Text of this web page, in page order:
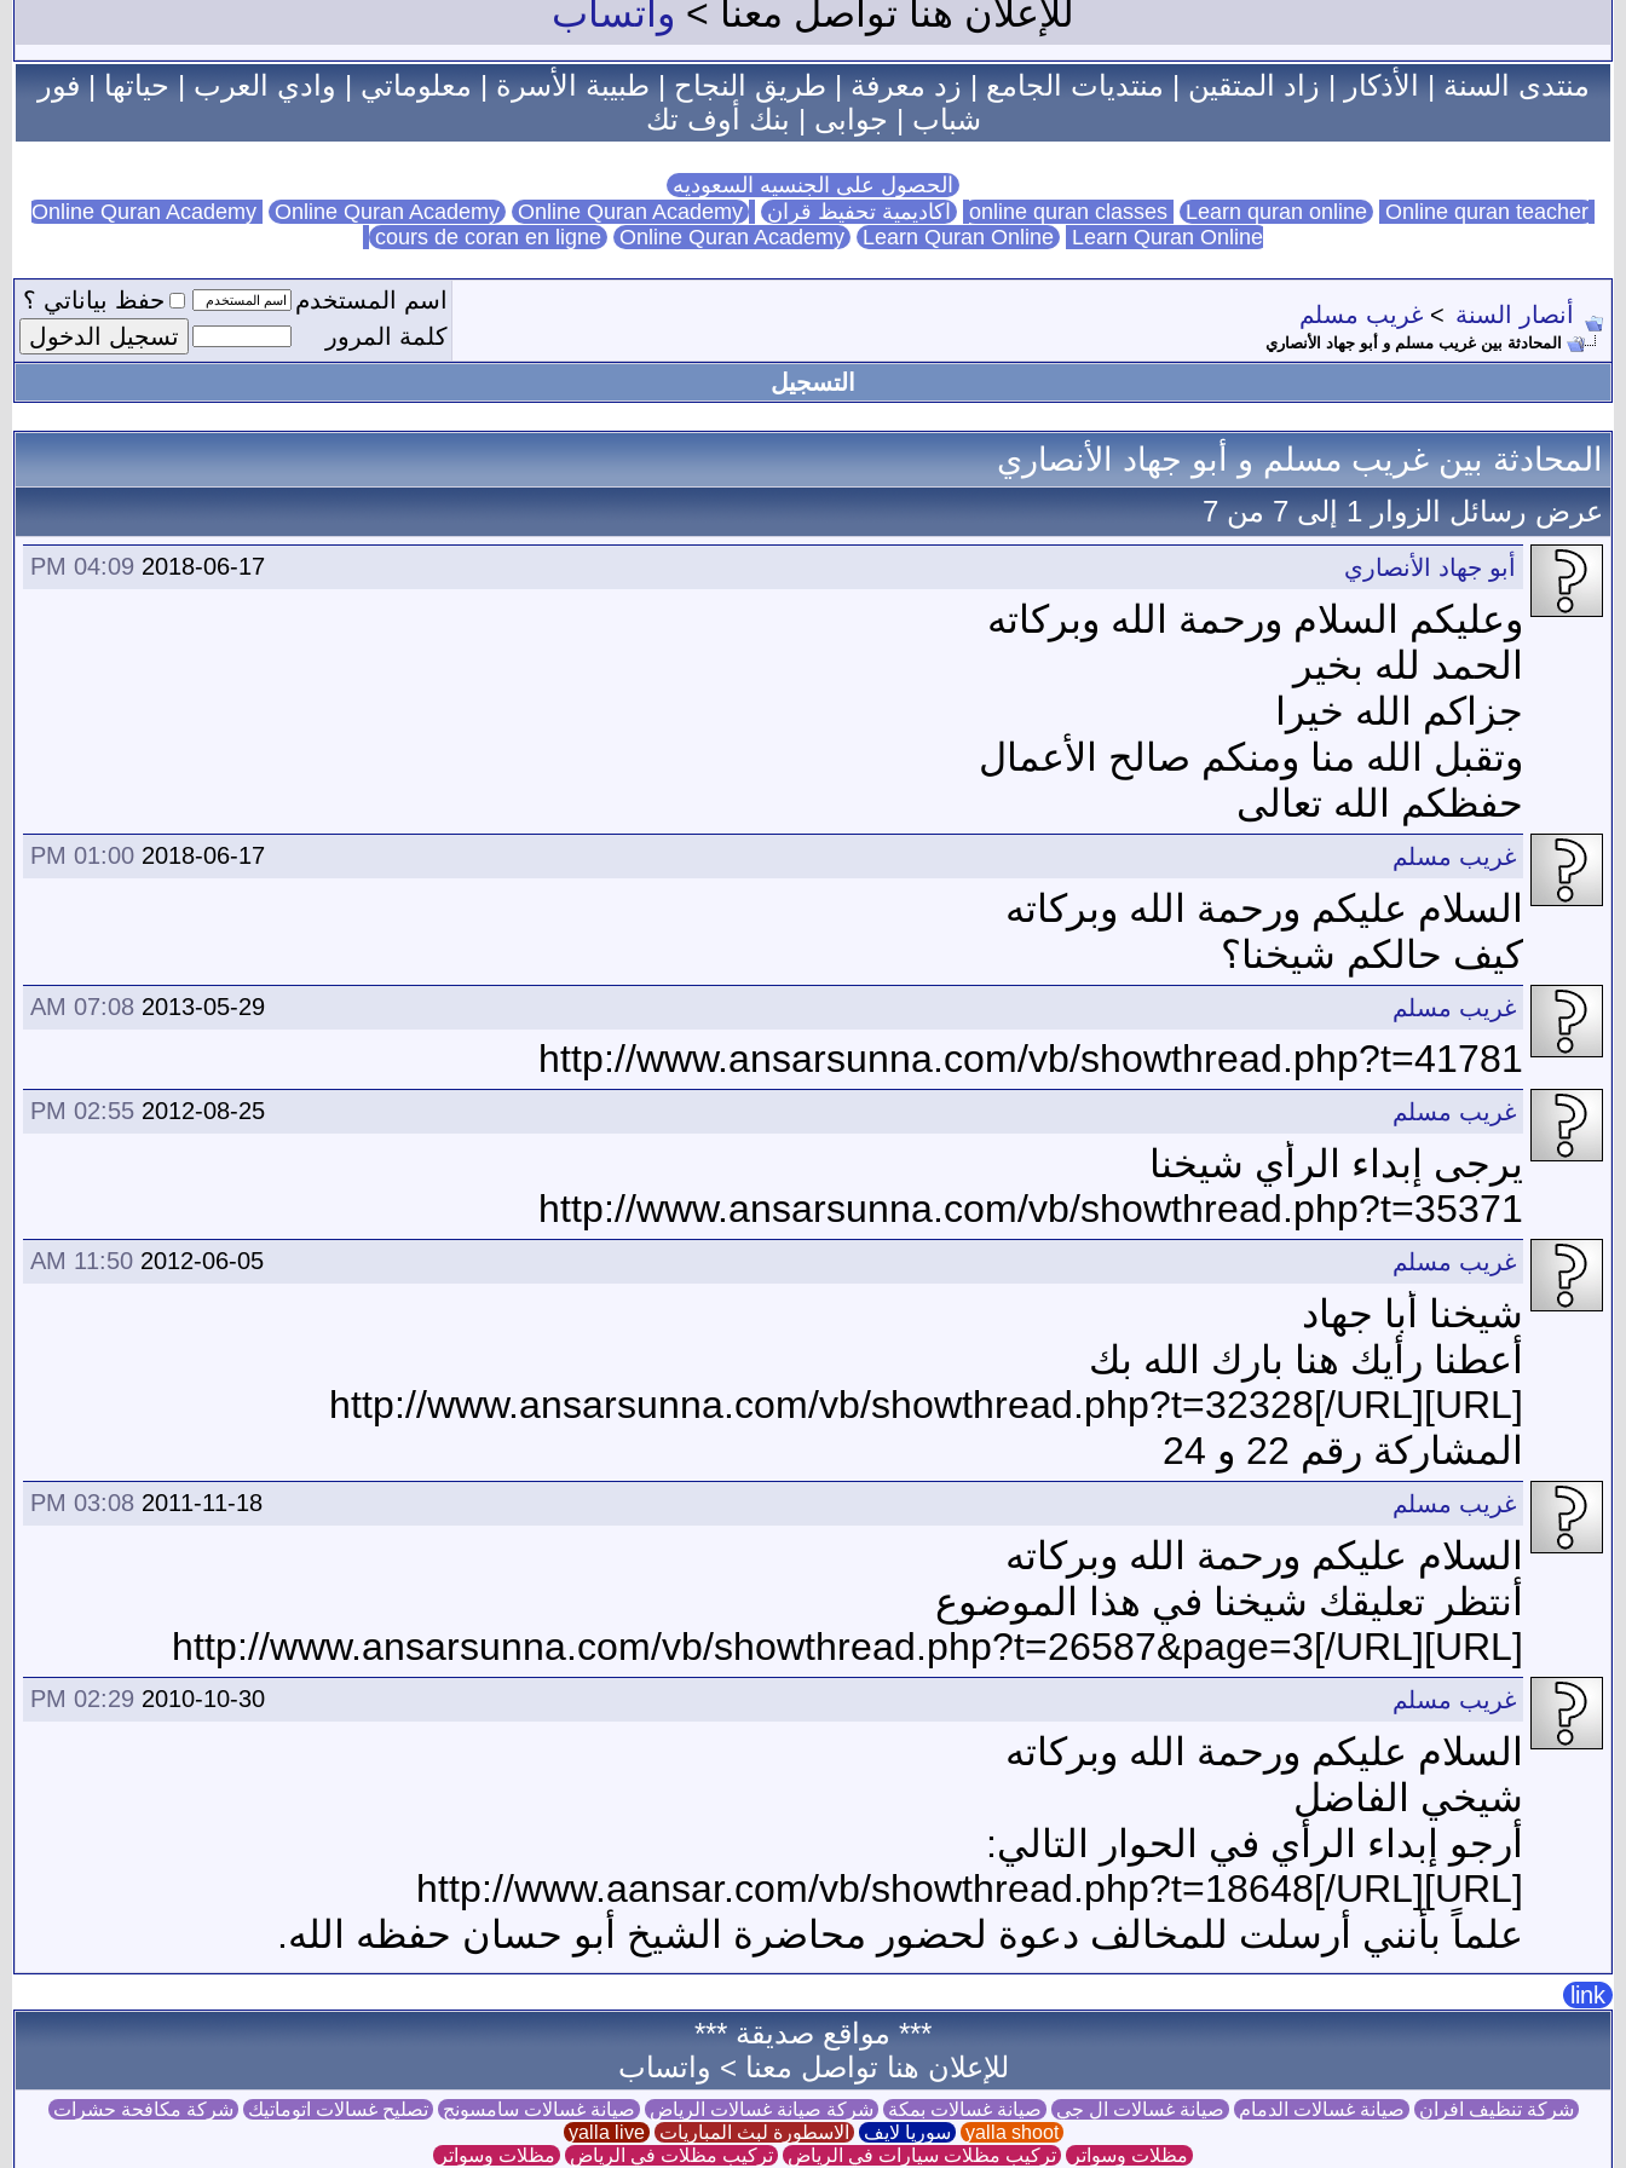
للإعلان هنا تواصل معنا > واتساب
منتدى السنة|الأذكار|زاد المتقين|منتديات الجامع|زد معرفة|طريق النجاح|طبيبة الأسرة|معلوماتي|وادي العرب|حياتها|فور
شباب | جوابى | بنك أوف تك
الحصول على الجنسيه السعوديه
Learn quran online Online quran teacher اكاديمية تحفيظ قران Online Quran Academy Online Quran Academy
cours de coran en ligne Online Quran Academy Learn Quran Online Learn Quran Online
أنصار السنة > غريب مسلم
المحادثة بين غريب مسلم و أبو جهاد الأنصاري
اسم المستخدم
حفظ بياناتي ؟
كلمة المرور
التسجيل
المحادثة بين غريب مسلم و أبو جهاد الأنصاري
عرض رسائل الزوار 1 إلى 7من7
2018-06-17
04:09 PM أبو جهاد الأنصاري
وعليكم السلام ورحمة الله وبركاته
الحمد لله بخير
جزاكم الله خيرا
وتقبل الله منا ومنكم صالح الأعمال
حفظكم الله تعالى
2018-06-17
01:00 PM غريب مسلم
السلام عليكم ورحمة الله وبركاته
كيف حالكم شيخنا؟
2013-05-29
07:08 AM غريب مسلم
http://www.ansarsunna.com/vb/showthread.php?t=41781
2012-08-25
02:55 PM غريب مسلم
يرجى إبداء الرأي شيخنا
http://www.ansarsunna.com/vb/showthread.php?t=35371
2012-06-05
11:50 AM غريب مسلم
شيخنا أبا جهاد
أعطنا رأيك هنا بارك الله بك
[URL]http://www.ansarsunna.com/vb/showthread.php?t=32328[/URL]
المشاركة رقم 22 و 24
2011-11-18
03:08 PM غريب مسلم
السلام عليكم ورحمة الله وبركاته
أنتظر تعليقك شيخنا في هذا الموضوع
[URL]http://www.ansarsunna.com/vb/showthread.php?t=26587&page=3[/URL]
2010-10-30
02:29 PM غريب مسلم
السلام عليكم ورحمة الله وبركاته
شيخي الفاضل
أرجو إبداء الرأي في الحوار التالي:
[URL]http://www.aansar.com/vb/showthread.php?t=18648[/URL]
علماً بأنني أرسلت للمخالف دعوة لحضور محاضرة الشيخ أبو حسان حفظه الله.
link
*** مواقع صديقة ***
للإعلان هنا تواصل معنا > واتساب
شركة تنظيف افران صيانة غسالات الدمام صيانة غسالات ال جي صيانة غسالات بمكة شركة صيانة غسالات الرياض صيانة غسالات سامسونج تصليح غسالات اتوماتيك شركة مكافحة حشرات
yalla shoot
سوريا لايف الاسطورة لبث المباريات yalla live
مظلات وسواتر تركيب مظلات سيارات في الرياض تركيب مظلات في الرياض مظلات وسواتر